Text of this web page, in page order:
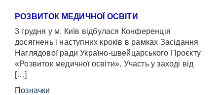
РОЗВИТОК МЕДИЧНОЇ ОСВІТИ
3 грудня у м. Київ відбулася Конференція
досягнень і наступних кроків в рамках Засідання
Наглядової ради Україно-швейцарського Проєкту
«Розвиток медичної освіти». Участь у заході від
[…]
Позначки